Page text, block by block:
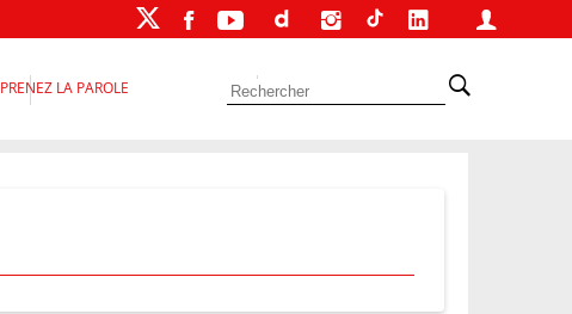
PRENEZ LA PAROLE